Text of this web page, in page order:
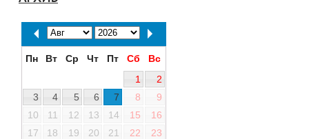
Пн Вт Ср Чт Пт Сб
Вс
1
2
3
4 5 6 7 8
9
10
11 12 13 14 15
16
17
18 19 20 21 22
23